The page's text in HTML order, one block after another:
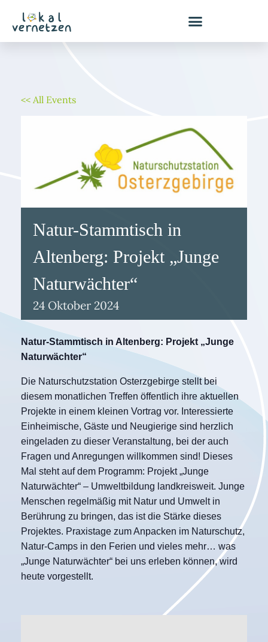
Inhalt
springen
<< All Events
Natur-Stammtisch in
Altenberg: Projekt „Junge
Naturwächter“
24 Oktober 2024
Natur-Stammtisch in Altenberg: Projekt „Junge
Naturwächter“
Die Naturschutzstation Osterzgebirge stellt bei
diesem monatlichen Treffen öffentlich ihre aktuellen
Projekte in einem kleinen Vortrag vor. Interessierte
Einheimische, Gäste und Neugierige sind herzlich
eingeladen zu dieser Veranstaltung, bei der auch
Fragen und Anregungen willkommen sind! Dieses
Mal steht auf dem Programm: Projekt „Junge
Naturwächter“ – Umweltbildung landkreisweit. Junge
Menschen regelmäßig mit Natur und Umwelt in
Berührung zu bringen, das ist die Stärke dieses
Projektes. Praxistage zum Anpacken im Naturschutz,
Natur-Camps in den Ferien und vieles mehr… was
„Junge Naturwächter“ bei uns erleben können, wird
heute vorgestellt.